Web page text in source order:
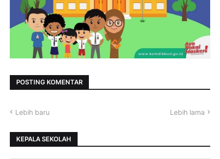
POSTING KOMENTAR
Lebih baru Lebih lama
KEPALA SEKOLAH